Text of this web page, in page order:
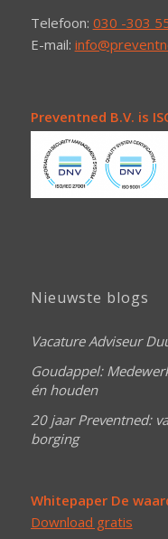
Telefoon: 030 -303
E-mail:
Preventned B.V. is
Nieuwste blogs
Vacature Adviseur
Goudappel:
én houden
20 jaar Preventned:
borging
Whitepaper De
Download gratis